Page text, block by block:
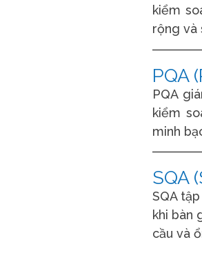
kiểm
rộng và
PQA
PQA
kiểm
minh
SQA
SQA
khi bàn
cầu và